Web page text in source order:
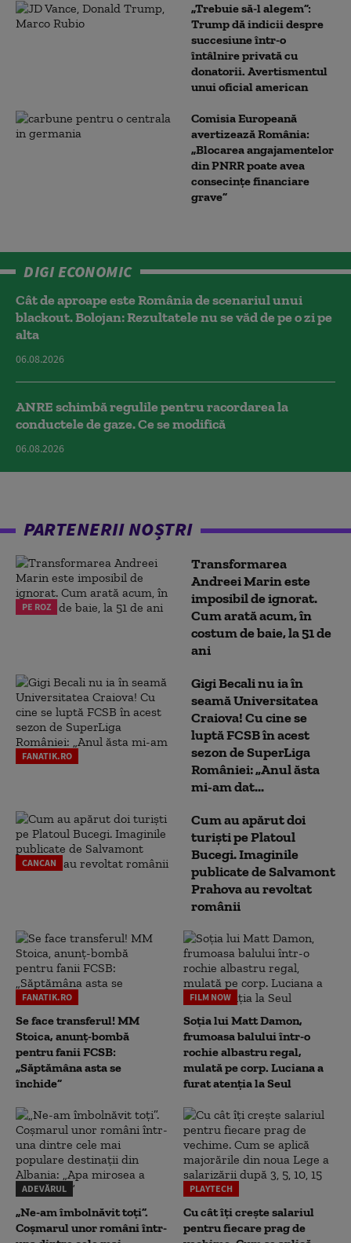
„Trebuie să-l alegem”:
Trump dă indicii despre
succesiune într-o
întâlnire privată cu
donatorii. Avertismentul
unui oficial american
Comisia Europeană
avertizează România:
„Blocarea angajamentelor
din PNRR poate avea
consecințe financiare
grave”
DIGI ECONOMIC
Cât de aproape este România de scenariul unui
blackout. Bolojan: Rezultatele nu se văd de pe o zi pe
alta
06.08.2026
ANRE schimbă regulile pentru racordarea la
conductele de gaze. Ce se modifică
06.08.2026
PARTENERII NOȘTRI
PE ROZ
Transformarea
Andreei Marin este
imposibil de ignorat.
Cum arată acum, în
costum de baie, la 51 de
ani
FANATIK.RO
Gigi Becali nu ia în
seamă Universitatea
Craiova! Cu cine se
luptă FCSB în acest
sezon de SuperLiga
României: „Anul ăsta
mi-am dat...
CANCAN
Cum au apărut doi
turiști pe Platoul
Bucegi. Imaginile
publicate de Salvamont
Prahova au revoltat
românii
FANATIK.RO
Se face transferul! MM
Stoica, anunț-bombă
pentru fanii FCSB:
„Săptămâna asta se
închide”
FILM NOW
Soția lui Matt Damon,
frumoasa balului într-o
rochie albastru regal,
mulată pe corp. Luciana a
furat atenția la Seul
ADEVĂRUL
„Ne-am îmbolnăvit toți”.
Coșmarul unor români într-
PLAYTECH
Cu cât îți crește salariul
pentru fiecare prag de